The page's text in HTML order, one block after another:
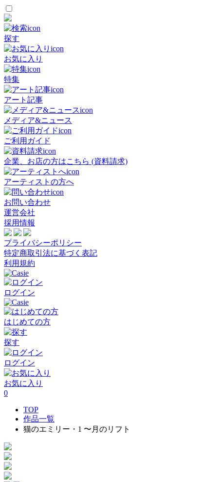
探す
お気に入り
特集
アート記事
メディア&ニュース
ご利用ガイド
企業、お店の方はこちら (資料請求)
アーティストの方へ
お問い合わせ
運営会社
採用情報
プライバシーポリシー
特定商取引法に基づく表記
利用規約
ログイン
はじめての方
探す
ログイン
お気に入り
0
TOP
作品一覧
猫のエミリー・1 〜月のリフト